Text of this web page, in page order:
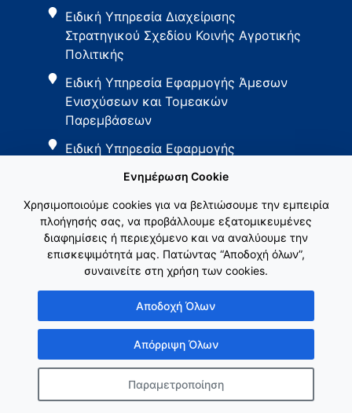
Ειδική Υπηρεσία Διαχείρισης
Στρατηγικού Σχεδίου Κοινής Αγροτικής
Πολιτικής
Ειδική Υπηρεσία Εφαρμογής Άμεσων
Ενισχύσεων και Τομεακών
Παρεμβάσεων
Ειδική Υπηρεσία Εφαρμογής
Εθνικό Δίκτυο ΚΑΠ
Copyright © Γενική Γραμματεία Ενωσιακών Πόρων & Υποδομών
Κατασκευή ιστοσελίδαςλimeframe
Ενημέρωση Cookie
Χρησιμοποιούμε cookies για να βελτιώσουμε την εμπειρία
πλοήγησής σας, να προβάλλουμε εξατομικευμένες
διαφημίσεις ή περιεχόμενο και να αναλύουμε την
επισκεψιμότητά μας. Πατώντας “Αποδοχή όλων”,
συναινείτε στη χρήση των cookies.
Αποδοχή Όλων
Απόρριψη Όλων
Παραμετροποίηση